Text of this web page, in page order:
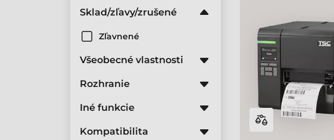
Sklad/zľavy/zrušené
Zľavnené
Všeobecné vlastnosti
Rozhranie
Iné funkcie
Kompatibilita